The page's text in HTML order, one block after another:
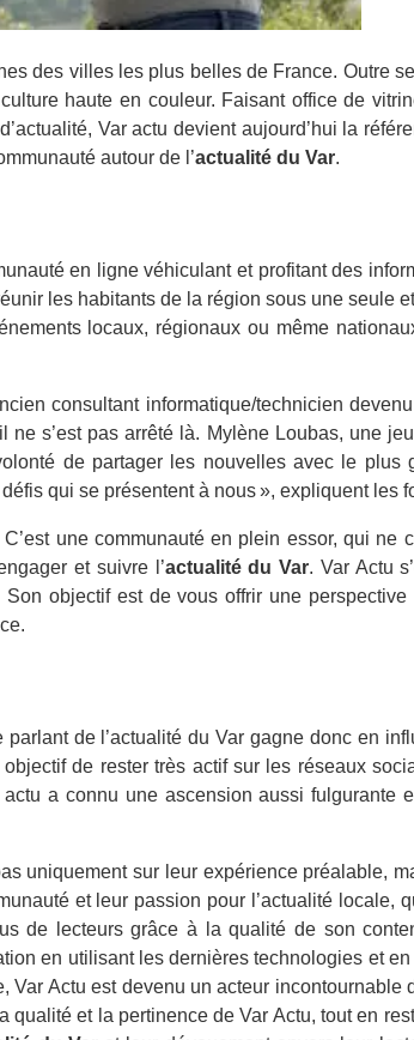
des villes les plus belles de France. Outre
haute en couleur. Faisant office de
Var actu devient aujourd’hui la
autour de l’actualité du Var.
en ligne véhiculant et profitant des
les habitants de la région sous une seule
locaux, régionaux ou même
consultant informatique/technicien
s’est pas arrêté là. Mylène Loubas, une
de partager les nouvelles avec le plus
qui se présentent à nous », expliquent les
une communauté en plein essor, qui ne
et suivre l’actualité du Var. Var Actu
objectif est de vous offrir une perspective
de l’actualité du Var gagne donc en
de rester très actif sur les réseaux
a connu une ascension aussi fulgurante
uniquement sur leur expérience préalable,
et leur passion pour l’actualité locale,
de lecteurs grâce à la qualité de son
en utilisant les dernières technologies et
Var Actu est devenu un acteur
et la pertinence de Var Actu, tout en